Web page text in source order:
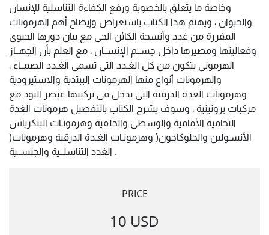
وخاصة ما يتعلق بالخصوبة ورفع الكفاءة التناسلية للإنسان
والحيوان ، ويهتم هذا الكتاب باستعراض وإيضاح أهم الهرمونات
المفرزة من غدد وأنسجة الكائن الحى مع بيان دورها الحيوى
وفعاليتها ومصيرها داخل جســم الإنســان ، مع العلم بأن الجهــاز
الهرمونى يتكون من كل الغـدد التى تسمى الغـدد الصمــاء ،
والهرمونات أنواع منها الهرمونات الببتدية والاستيرودية
وهرمونات الغدة الدرقية التى يدخل فى تركيبها عنصر اليود مع
مركبات بروتينية ، وسوف يشرح الكتاب بالتفصيل هرمونات الغدة
النخامية الأمامية والوسطى والخلفية وهرمونـات البنكرياس
)الأنسـولين والجلوكاجون( وهرمونـات الغـدة الدرقية وهرمونات
الغدد التناسلــية والجنســية .
PRICE
10 USD